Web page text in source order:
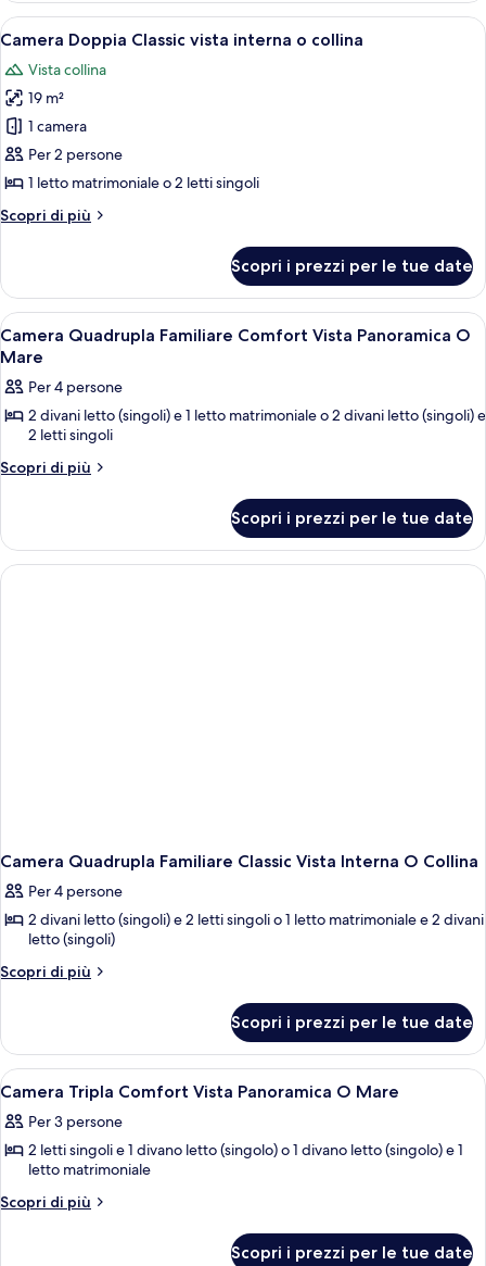
Familiare
Comfort
panoramica
o
mare
Apri
tutte
le
foto
per
Camera
Doppia
vista
collina
Una camera d'albergo con un letto,
2
Camera Doppia Classic vista interna o collina
Vista collina
19 m²
1 camera
Per 2 persone
1 letto matrimoniale o 2 letti singoli
Scopri di più
Altri
Doppia
Classic
vista
interna
collina
Scopri i prezzi per le tue date
Apri
tutte
le
foto
per
Camera
Quadrupla
Vista
Panoramica
Minibar, una cassaforte in camera,
3
Camera Quadrupla Familiare Comfort Vista Panoramica O
Mare
Per 4 persone
2 divani letto (singoli) e 1 letto matrimoniale o 2 divani letto (singoli) e
2 letti singoli
Scopri di più
Altri
Quadrupla
Familiare
Comfort
Scopri i prezzi per le tue date
Camera Quadrupla Familiare Classic Vista Interna O Collina
Per 4 persone
2 divani letto (singoli) e 2 letti singoli o 1 letto matrimoniale e 2 divani
letto (singoli)
Scopri di più
Altri
Quadrupla
Familiare
Classic
Interna
O
Collina
Scopri i prezzi per le tue date
Apri
tutte
le
foto
per
Camera
Minibar, una cassaforte in camera,
3
Camera Tripla Comfort Vista Panoramica O Mare
Per 3 persone
2 letti singoli e 1 divano letto (singolo) o 1 divano letto (singolo) e 1
letto matrimoniale
Scopri di più
Altri
Scopri i prezzi per le tue date